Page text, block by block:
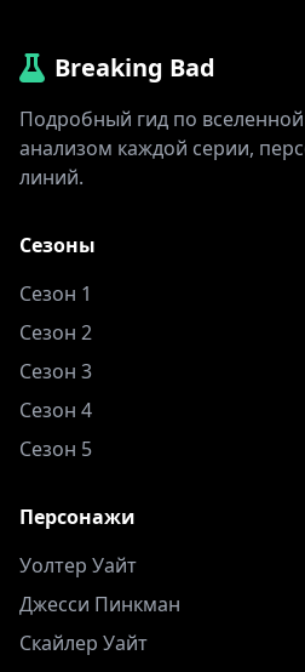
Breaking Bad
Подробный гид по
анализом каждой серии,
линий.
Сезоны
Сезон 1
Сезон 2
Сезон 3
Сезон 4
Сезон 5
Персонажи
Уолтер Уайт
Джесси Пинкман
Скайлер Уайт